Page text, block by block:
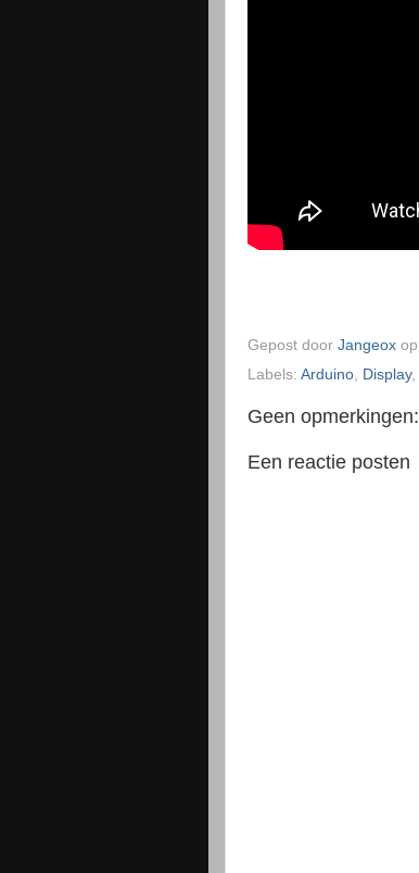
Gepost door Jangeox op
Labels: Arduino, Display,
Geen opmerkingen:
Een reactie posten